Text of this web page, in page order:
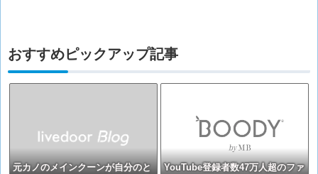
おすすめピックアップ記事
元カノのメインクーンが自分のと
YouTube登録者数47万人超のファ